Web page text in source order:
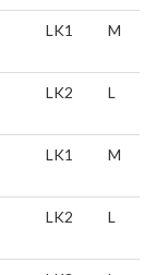
LK1 M
LK2 L
LK1 M
LK2 L